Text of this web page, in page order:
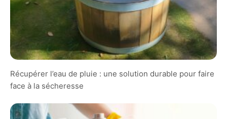
Récupérer l’eau de pluie : une solution durable pour faire
face à la sécheresse